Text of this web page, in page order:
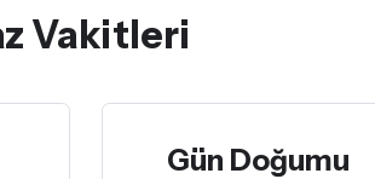
Vakitleri
Gün Doğumu